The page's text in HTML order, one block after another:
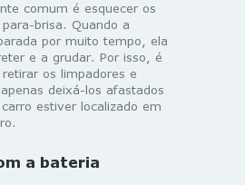
comum é esquecer os
brisa. Quando a
por muito tempo, ela
e a grudar. Por isso, é
os limpadores e
deixá-los afastados
estiver localizado em
a bateria